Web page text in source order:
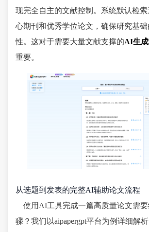
现完全自主的文献控制。系统默认检
心期刊和优秀学位论文，确保研究基
性。这对于需要大量文献支撑的AI生
重要。
从选题到发表的完整AI辅助论文流程
使用AI工具完成一篇高质量论文需
骤？我们以aipapergpt平台为例详细解析